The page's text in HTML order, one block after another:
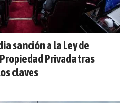
sanción a la Ley de
Privada tras
claves